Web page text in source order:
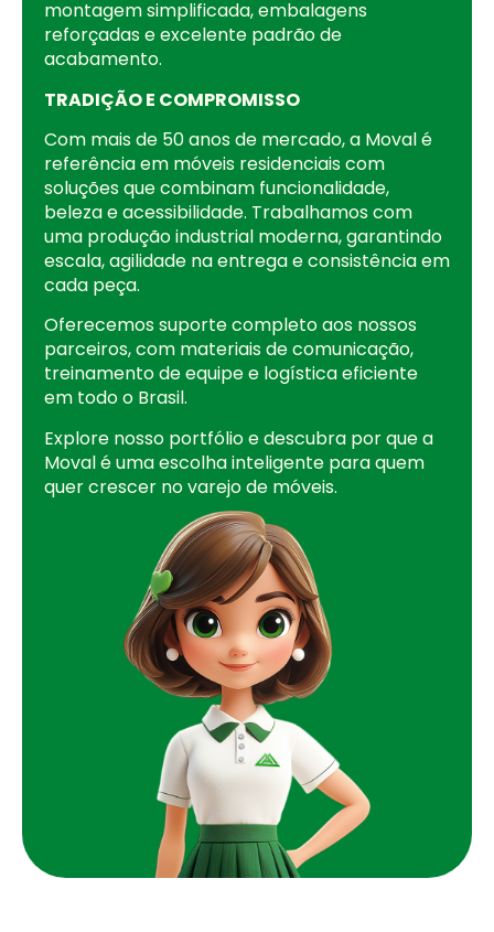
montagem simplificada, embalagens
reforçadas e excelente padrão de
acabamento.
TRADIÇÃO E COMPROMISSO
Com mais de 50 anos de mercado, a Moval é
referência em móveis residenciais com
soluções que combinam funcionalidade,
beleza e acessibilidade. Trabalhamos com
uma produção industrial moderna, garantindo
escala, agilidade na entrega e consistência em
cada peça.
Oferecemos suporte completo aos nossos
parceiros, com materiais de comunicação,
treinamento de equipe e logística eficiente
em todo o Brasil.
Explore nosso portfólio e descubra por que a
Moval é uma escolha inteligente para quem
quer crescer no varejo de móveis.